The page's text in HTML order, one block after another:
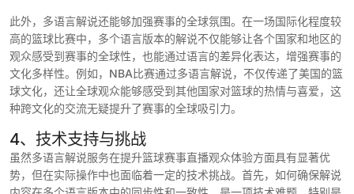
此外，多语言解说还能够加强赛事的全球氛围。在一场国际化程度较
高的篮球比赛中，多个语言版本的解说不仅能够让各个国家和地区的
观众感受到赛事的全球性，也能通过语言的差异化表达，增强赛事的
文化多样性。例如，NBA比赛通过多语言解说，不仅传递了美国的篮
球文化，还让全球观众能够感受到其他国家对篮球的热情与喜爱，这
种跨文化的交流无疑提升了赛事的全球吸引力。
4、技术支持与挑战
虽然多语言解说服务在提升篮球赛事直播观众体验方面具有显著优
势，但在实际操作中也面临着一定的技术挑战。首先，如何确保解说